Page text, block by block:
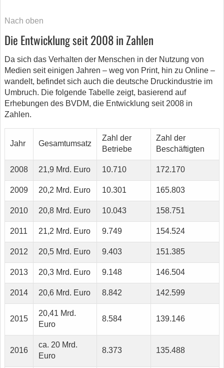
Nach oben
Die Entwicklung seit 2008 in Zahlen
Da sich das Verhalten der Menschen in der Nutzung von
Medien seit einigen Jahren – weg von Print, hin zu Online –
wandelt, befindet sich auch die deutsche Druckindustrie im
Umbruch. Die folgende Tabelle zeigt, basierend auf
Erhebungen des BVDM, die Entwicklung seit 2008 in
Zahlen.
Jahr Gesamtumsatz
Zahl der
Betriebe
Zahl der
Beschäftigten
2008 21,9 Mrd. Euro 10.710 172.170
2009 20,2 Mrd. Euro 10.301 165.803
2010 20,8 Mrd. Euro 10.043 158.751
2011 21,2 Mrd. Euro 9.749 154.524
2012 20,5 Mrd. Euro 9.403 151.385
2013 20,3 Mrd. Euro 9.148 146.504
2014 20,6 Mrd. Euro 8.842 142.599
2015
20,41 Mrd.
Euro
8.584 139.146
2016
ca. 20 Mrd.
Euro
8.373 135.488